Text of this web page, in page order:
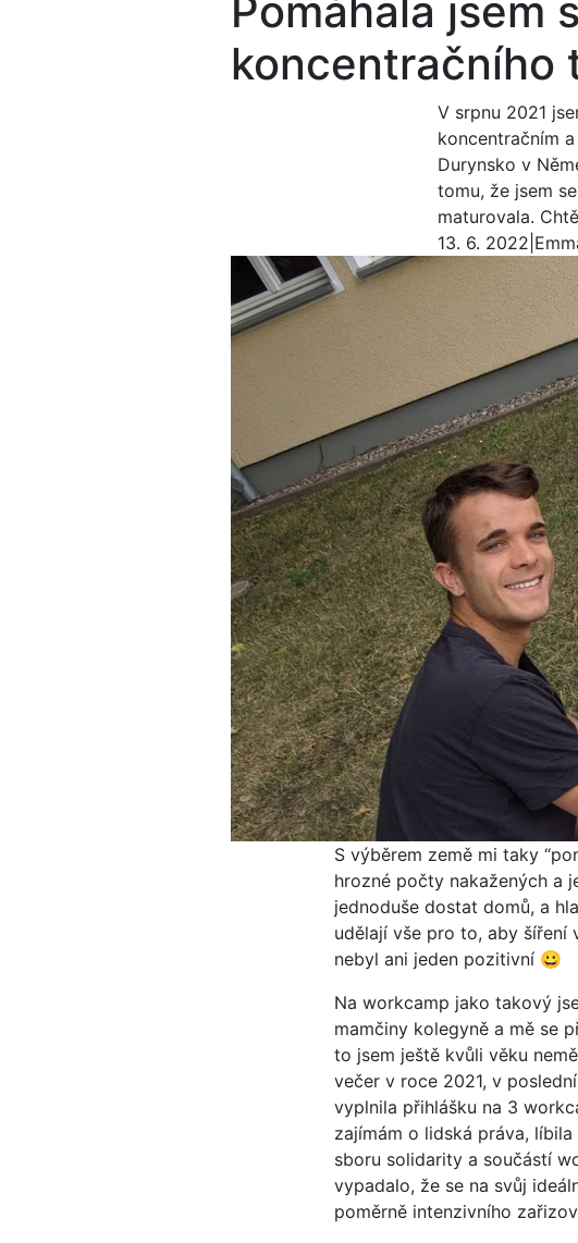
Pomáhala jsem
koncentračního
V srpnu 2021
koncentračním
Durynsko v
tomu, že jsem
maturovala.
13. 6. 2022
S výběrem země mi taky
hrozné počty nakažených a
jednoduše dostat domů, a
udělají vše pro to, aby šíření
nebyl ani jeden pozitivní 😀
Na workcamp jako takový
mamčiny kolegyně a mě se
to jsem ještě kvůli věku
večer v roce 2021, v
vyplnila přihlášku na 3
zajímám o lidská práva,
sboru solidarity a součástí
vypadalo, že se na svůj
poměrně intenzivního